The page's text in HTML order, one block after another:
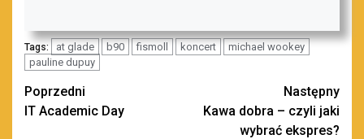
Tags: at glade b90 fismoll koncert
michael wookey
pauline dupuy
Zobacz
wpisy
Poprzedni
IT Academic Day
Następny
Kawa dobra – czyli jaki
wybrać ekspres?